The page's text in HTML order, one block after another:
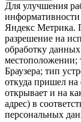
Для улучшения
Яндекс Метрика.
разрешение на
обработку
местоположении;
Браузера; тип
откуда пришел на
открывает и на
адрес) в
персональных